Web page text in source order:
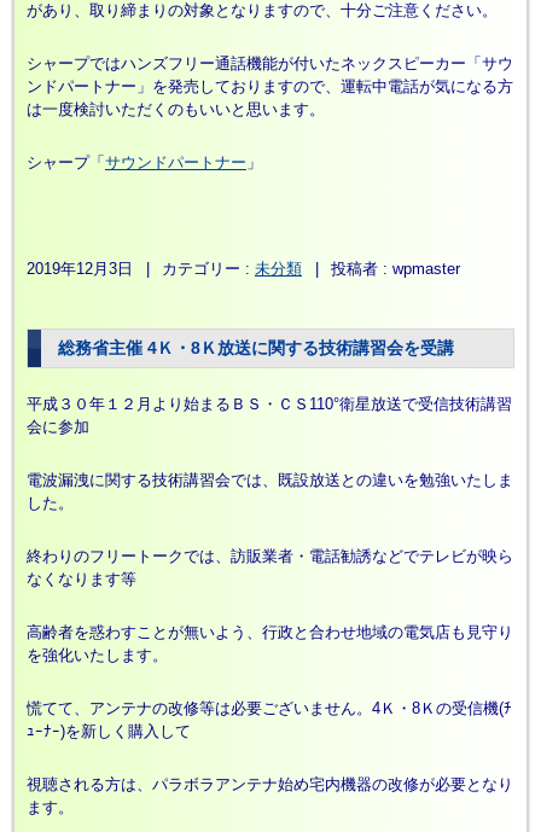
があり、取り締まりの対象となりますので、十分ご注意ください。
シャープではハンズフリー通話機能が付いたネックスピーカー「サウ
ンドパートナー」を発売しておりますので、運転中電話が気になる方
は一度検討いただくのもいいと思います。
シャープ「 サウンドパートナー 」
2019年12月3日 カテゴリー : 未分類 投稿者 : wpmaster
総務省主催 4Ｋ・8Ｋ放送に関する技術講習会を受講
平成３０年１２月より始まるＢＳ・ＣＳ110°衛星放送で受信技術講習
会に参加
電波漏洩に関する技術講習会では、既設放送との違いを勉強いたしま
した。
終わりのフリートークでは、訪販業者・電話勧誘などでテレビが映ら
なくなります等
高齢者を惑わすことが無いよう、行政と合わせ地域の電気店も見守り
を強化いたします。
慌てて、アンテナの改修等は必要ございません。4Ｋ・8Ｋの受信機(ﾁ
ｭｰﾅｰ)を新しく購入して
視聴される方は、パラボラアンテナ始め宅内機器の改修が必要となり
ます。